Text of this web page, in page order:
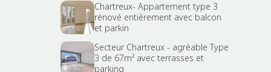
Chartreux- Appartement type 3
rénové entièrement avec balcon
et parkin
Secteur Chartreux - agréable Type
3 de 67m² avec terrasses et
parking